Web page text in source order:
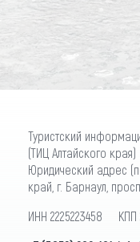
Туристский
(ТИЦ Алтайского края)
Юридический адрес
край, г. Барнаул,
ИНН 2225223458 КПП